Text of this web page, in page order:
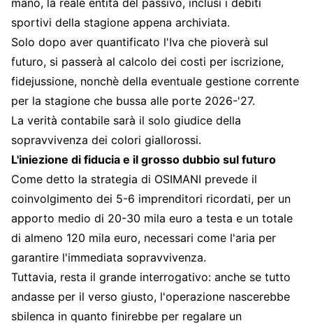
mano, la reale entità del passivo, inclusi i debiti
sportivi della stagione appena archiviata.
Solo dopo aver quantificato l'Iva che pioverà sul
futuro, si passerà al calcolo dei costi per iscrizione,
fidejussione, nonchè della eventuale gestione corrente
per la stagione che bussa alle porte 2026-'27.
La verità contabile sarà il solo giudice della
sopravvivenza dei colori giallorossi.
L'iniezione di fiducia e il grosso dubbio sul futuro
Come detto la strategia di OSIMANI prevede il
coinvolgimento dei 5-6 imprenditori ricordati, per un
apporto medio di 20-30 mila euro a testa e un totale
di almeno 120 mila euro, necessari come l'aria per
garantire l'immediata sopravvivenza.
Tuttavia, resta il grande interrogativo: anche se tutto
andasse per il verso giusto, l'operazione nascerebbe
sbilenca in quanto finirebbe per regalare un